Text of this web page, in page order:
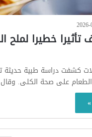
خطيرا لملح
كشفت دراسة طبية حديثة
على صحة الكلى.